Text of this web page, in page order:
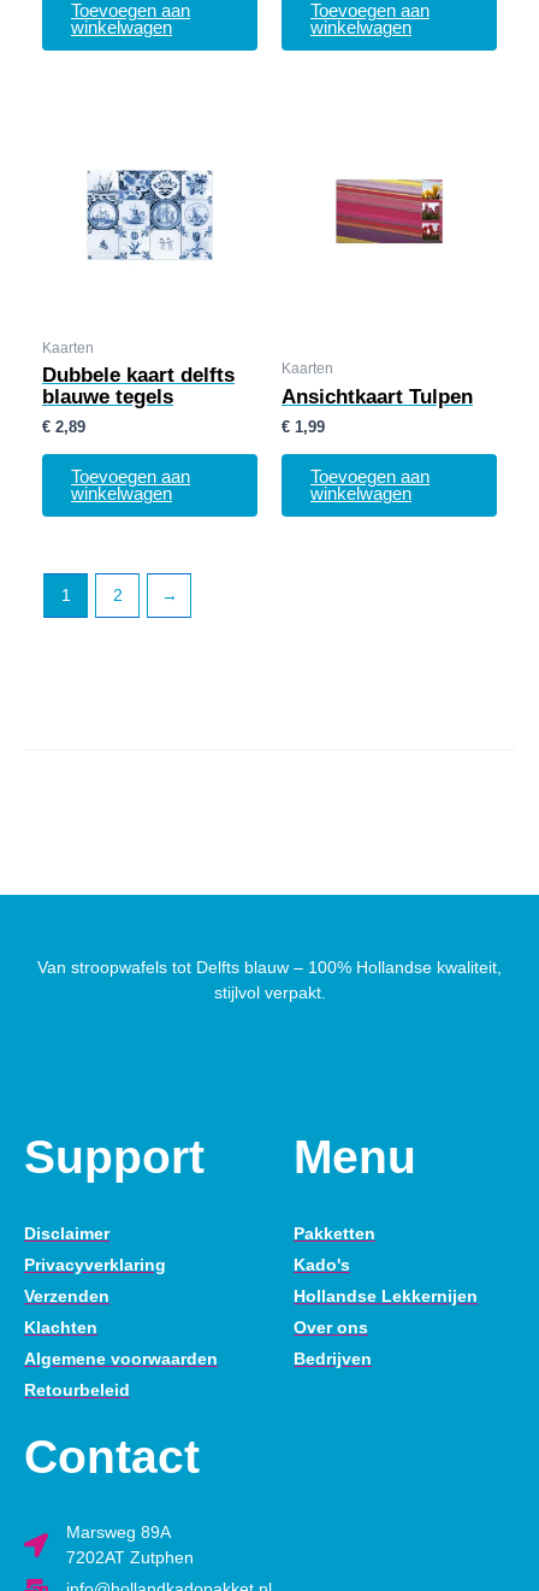
Toevoegen aan
winkelwagen
Toevoegen aan
winkelwagen
Kaarten
Dubbele kaart delfts
blauwe tegels
€ 2,89
Toevoegen aan
winkelwagen
Kaarten
Ansichtkaart Tulpen
€ 1,99
Toevoegen aan
winkelwagen
1 2 →
Van stroopwafels tot Delfts blauw – 100% Hollandse kwaliteit,
stijlvol verpakt.
Support
Disclaimer
Privacyverklaring
Verzenden
Klachten
Algemene voorwaarden
Retourbeleid
Menu
Pakketten
Kado's
Hollandse Lekkernijen
Over ons
Bedrijven
Contact
Marsweg 89A
7202AT Zutphen